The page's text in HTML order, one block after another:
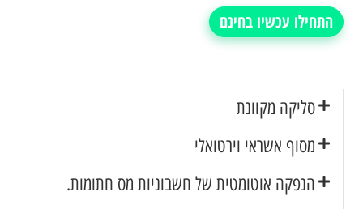
התחילו עכשיו בחינם
סליקה מקוונת
מסוף אשראי וירטואלי
הנפקה אוטומטית של חשבוניות מס חתומות.